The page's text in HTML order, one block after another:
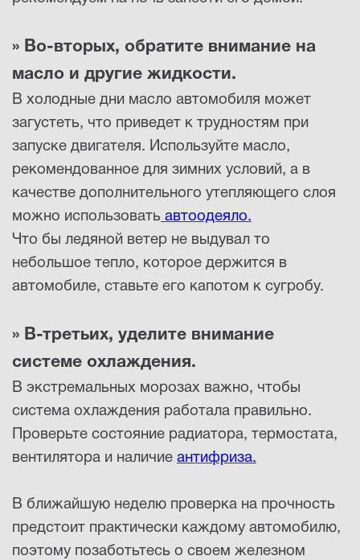
» Во-вторых, обратите внимание на
масло и другие жидкости.
В холодные дни масло автомобиля может
загустеть, что приведет к трудностям при
запуске двигателя. Используйте масло,
рекомендованное для зимних условий, а в
качестве дополнительного утепляющего слоя
можно использовать автоодеяло.
Что бы ледяной ветер не выдувал то
небольшое тепло, которое держится в
автомобиле, ставьте его капотом к сугробу.
» В-третьих, уделите внимание
системе охлаждения.
В экстремальных морозах важно, чтобы
система охлаждения работала правильно.
Проверьте состояние радиатора, термостата,
вентилятора и наличие антифриза.
В ближайшую неделю проверка на прочность
предстоит практически каждому автомобилю,
поэтому позаботьтесь о своем железном